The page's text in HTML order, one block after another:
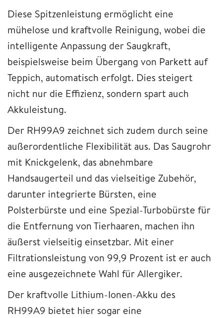
Diese Spitzenleistung ermöglicht eine
mühelose und kraftvolle Reinigung, wobei die
intelligente Anpassung der Saugkraft,
beispielsweise beim Übergang von Parkett auf
Teppich, automatisch erfolgt. Dies steigert
nicht nur die Effizienz, sondern spart auch
Akkuleistung.
Der RH99A9 zeichnet sich zudem durch seine
außerordentliche Flexibilität aus. Das Saugrohr
mit Knickgelenk, das abnehmbare
Handsaugerteil und das vielseitige Zubehör,
darunter integrierte Bürsten, eine
Polsterbürste und eine Spezial-Turbobürste für
die Entfernung von Tierhaaren, machen ihn
äußerst vielseitig einsetzbar. Mit einer
Filtrationsleistung von 99,9 Prozent ist er auch
eine ausgezeichnete Wahl für Allergiker.
Der kraftvolle Lithium-Ionen-Akku des
RH99A9 bietet hier sogar eine